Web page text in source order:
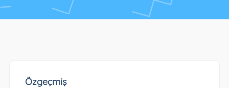
Özgeçmiş